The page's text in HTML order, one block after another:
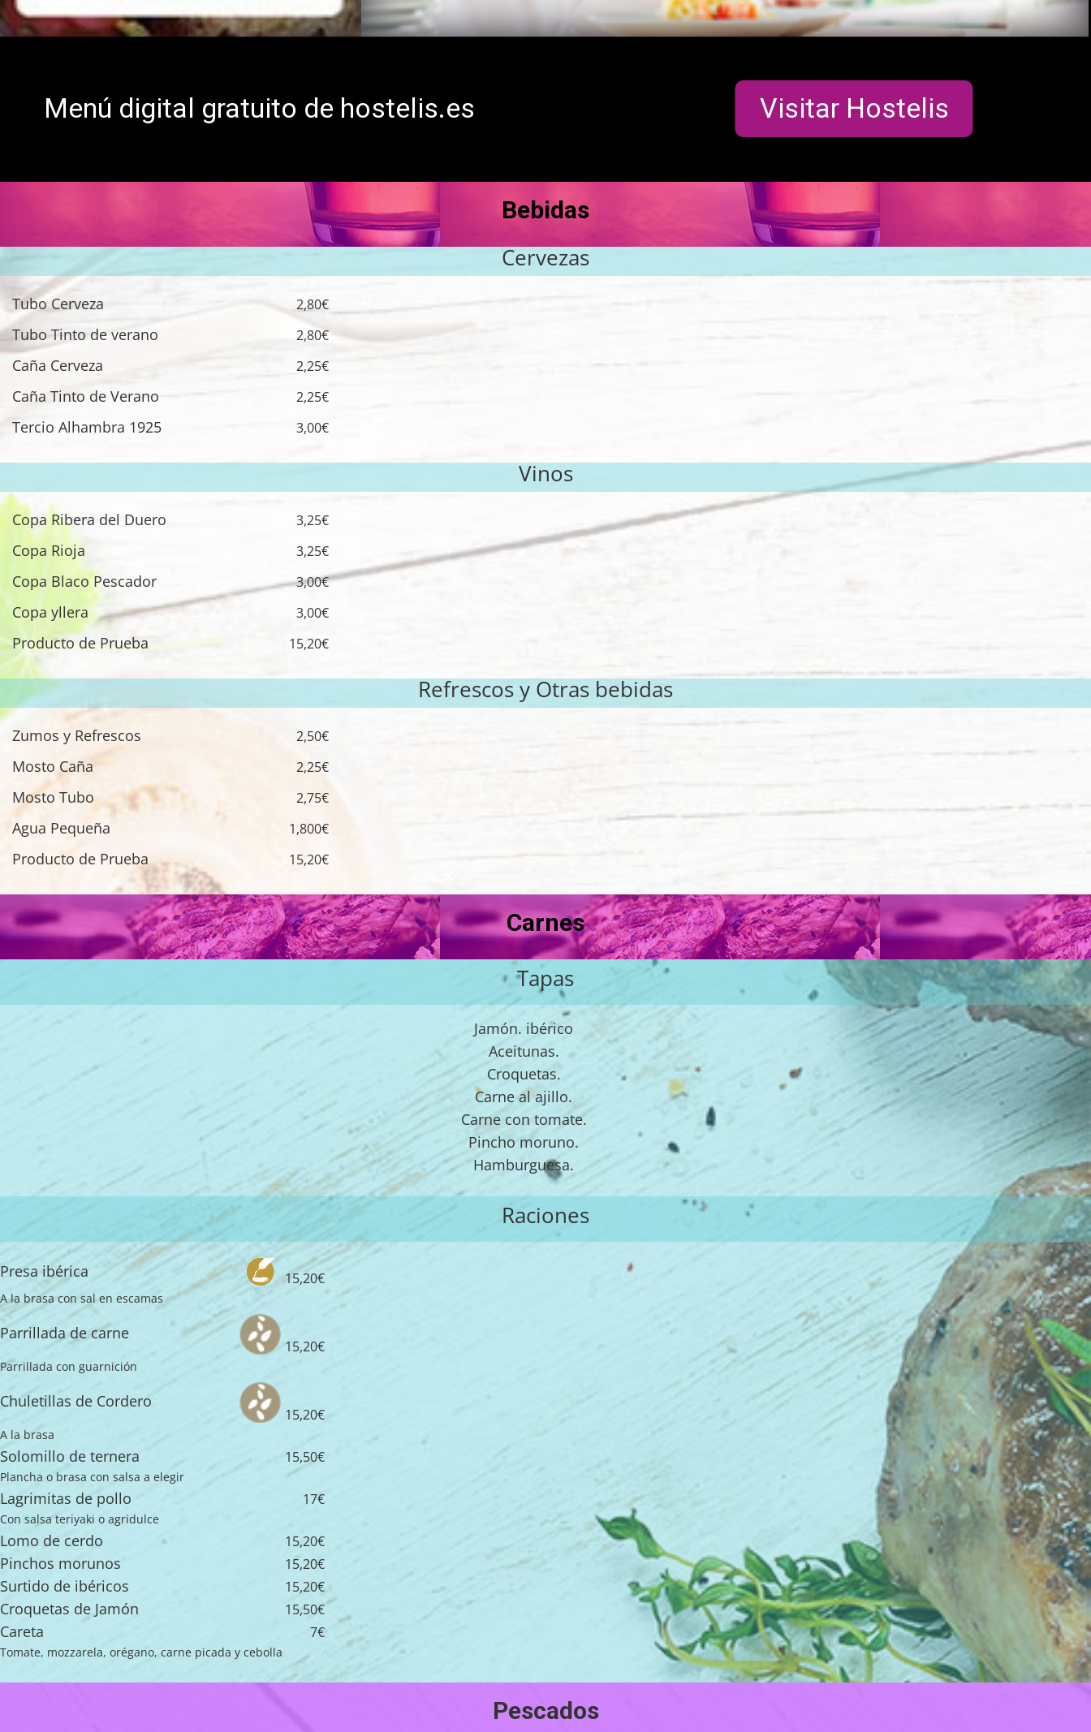
Visitar Hostelis
Menú digital gratuito de hostelis.es
Bebidas
Cervezas
Tubo Cerveza 2,80€
Tubo Tinto de verano 2,80€
Caña Cerveza 2,25€
Caña Tinto de Verano 2,25€
Tercio Alhambra 1925 3,00€
Vinos
Copa Ribera del Duero 3,25€
Copa Rioja 3,25€
Copa Blaco Pescador 3,00€
Copa yllera 3,00€
Producto de Prueba 15,20€
Refrescos y Otras bebidas
Zumos y Refrescos 2,50€
Mosto Caña 2,25€
Mosto Tubo 2,75€
Agua Pequeña 1,800€
Producto de Prueba 15,20€
Carnes
Tapas
Jamón. ibérico
Aceitunas.
Croquetas.
Carne al ajillo.
Carne con tomate.
Pincho moruno.
Hamburguesa.
Raciones
Presa ibérica 15,20€
A la brasa con sal en escamas
Parrillada de carne
15,20€
Parrillada con guarnición
Chuletillas de Cordero
15,20€
A la brasa
Solomillo de ternera 15,50€
Plancha o brasa con salsa a elegir
Lagrimitas de pollo 17€
Con salsa teriyaki o agridulce
Lomo de cerdo 15,20€
Pinchos morunos 15,20€
Surtido de ibéricos 15,20€
Croquetas de Jamón 15,50€
Careta 7€
Tomate, mozzarela, orégano, carne picada y cebolla
Pescados